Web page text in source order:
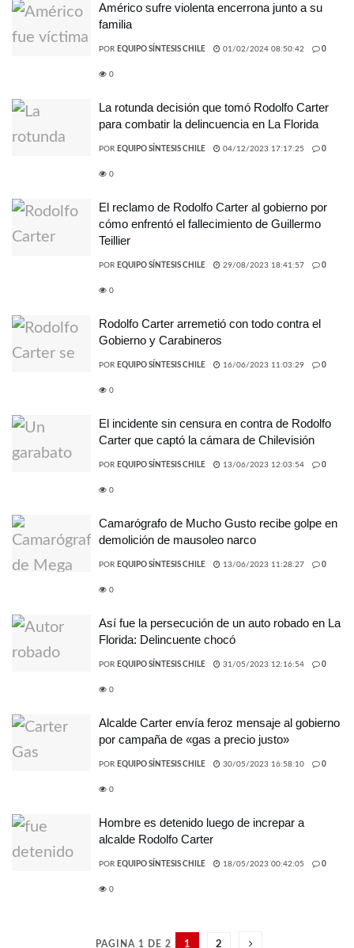
Américo sufre violenta encerrona junto a su
familia
POR EQUIPO SÍNTESIS CHILE 01/02/2024 08:50:42 0
0
La rotunda decisión que tomó Rodolfo Carter
para combatir la delincuencia en La Florida
POR EQUIPO SÍNTESIS CHILE 04/12/2023 17:17:25 0
0
El reclamo de Rodolfo Carter al gobierno por
cómo enfrentó el fallecimiento de Guillermo
Teillier
POR EQUIPO SÍNTESIS CHILE 29/08/2023 18:41:57 0
0
Rodolfo Carter arremetió con todo contra el
Gobierno y Carabineros
POR EQUIPO SÍNTESIS CHILE 16/06/2023 11:03:29 0
0
El incidente sin censura en contra de Rodolfo
Carter que captó la cámara de Chilevisión
POR EQUIPO SÍNTESIS CHILE 13/06/2023 12:03:54 0
0
Camarógrafo de Mucho Gusto recibe golpe en
demolición de mausoleo narco
POR EQUIPO SÍNTESIS CHILE 13/06/2023 11:28:27 0
0
Así fue la persecución de un auto robado en La
Florida: Delincuente chocó
POR EQUIPO SÍNTESIS CHILE 31/05/2023 12:16:54 0
0
Alcalde Carter envía feroz mensaje al gobierno
por campaña de «gas a precio justo»
POR EQUIPO SÍNTESIS CHILE 30/05/2023 16:58:10 0
0
Hombre es detenido luego de increpar a
alcalde Rodolfo Carter
POR EQUIPO SÍNTESIS CHILE 18/05/2023 00:42:05 0
0
PAGINA 1 DE 2 1 2